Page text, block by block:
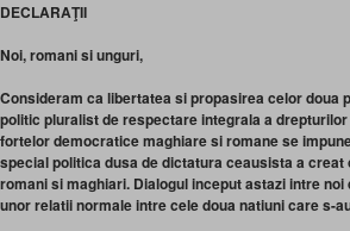
DECLARAŢII
Noi, romani si unguri,
Consideram ca libertatea si propasirea celor doua
politic pluralist de respectare integrala a
fortelor democratice maghiare si romane se
special politica dusa de dictatura ceausista a
romani si maghiari. Dialogul inceput astazi intre
unor relatii normale intre cele doua natiuni care s-